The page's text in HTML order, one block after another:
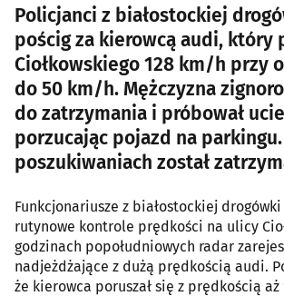
Policjanci z białostockiej
pościg za kierowcą audi, który
Ciołkowskiego 128 km/h przy
do 50 km/h. Mężczyzna
do zatrzymania i próbował
porzucając pojazd na
poszukiwaniach został
Funkcjonariusze z białostockiej
rutynowe kontrole prędkości na ulicy
godzinach popołudniowych radar
nadjeżdżające z dużą prędkością audi.
że kierowca poruszał się z prędkością aż